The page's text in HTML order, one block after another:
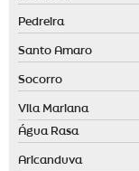
Pedreira
Santo Amaro
Socorro
Vila Mariana
Água Rasa
Aricanduva